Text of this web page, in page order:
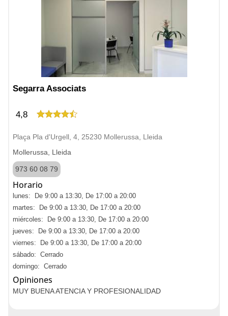
Segarra Associats
4,8
Plaça Pla d'Urgell, 4, 25230 Mollerussa, Lleida
Mollerussa, Lleida
973 60 08 79
Horario
lunes: De 9:00 a 13:30, De 17:00 a 20:00
martes: De 9:00 a 13:30, De 17:00 a 20:00
miércoles: De 9:00 a 13:30, De 17:00 a 20:00
jueves: De 9:00 a 13:30, De 17:00 a 20:00
viernes: De 9:00 a 13:30, De 17:00 a 20:00
sábado: Cerrado
domingo: Cerrado
Opiniones
MUY BUENA ATENCIA Y PROFESIONALIDAD